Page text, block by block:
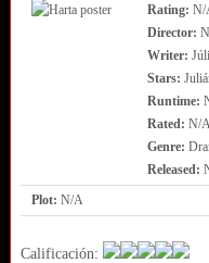
Rating: N/
Director:
Writer:
Stars:
Runtime:
Rated: N/
Genre:
Released:
Plot: N/A
Calificación: